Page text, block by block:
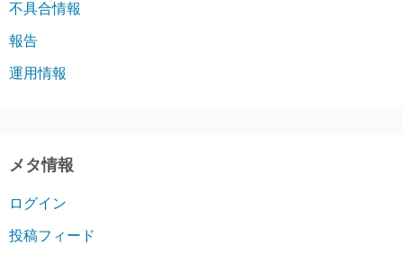
不具合情報
報告
運用情報
メタ情報
ログイン
投稿フィード